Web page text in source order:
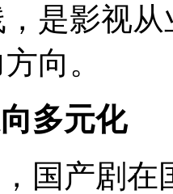
是影视
向。
多元化
国产剧在